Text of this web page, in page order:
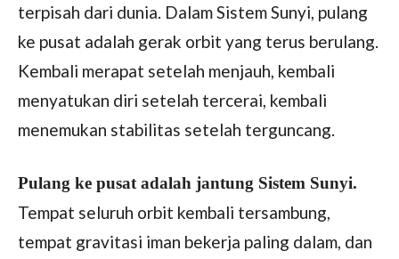
terpisah dari dunia. Dalam Sistem Sunyi, pulang
ke pusat adalah gerak orbit yang terus berulang.
Kembali merapat setelah menjauh, kembali
menyatukan diri setelah tercerai, kembali
menemukan stabilitas setelah terguncang.
Pulang ke pusat adalah jantung Sistem Sunyi.
Tempat seluruh orbit kembali tersambung,
tempat gravitasi iman bekerja paling dalam, dan